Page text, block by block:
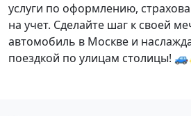
услуги по оформлению,
на учет. Сделайте шаг к своей
автомобиль в Москве и
поездкой по улицам столицы!